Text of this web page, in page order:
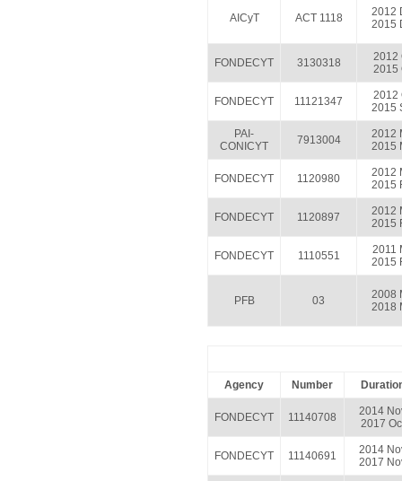
AICyT ACT 1118
2012
2015
FONDECYT 3130318
2012
2015
FONDECYT 11121347
2012
2015
PAI-
CONICYT
7913004
2012
2015
FONDECYT 1120980
2012
2015
FONDECYT 1120897
2012
2015
FONDECYT 1110551
2011
2015
PFB 03
2008
2018
Agency Number
FONDECYT 11140708
2014
2017
FONDECYT 11140691
2014
2017